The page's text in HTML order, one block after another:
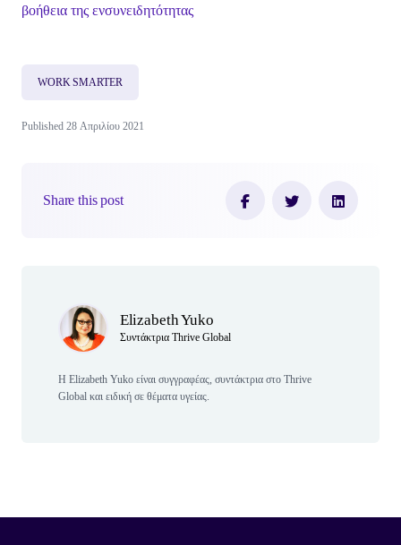
βοήθεια της ενσυνειδητότητας
WORK SMARTER
Published 28 Απριλίου 2021
Share this post
Elizabeth Yuko
Συντάκτρια Thrive Global
Η Elizabeth Yuko είναι συγγραφέας, συντάκτρια στο Thrive
Global και ειδική σε θέματα υγείας.